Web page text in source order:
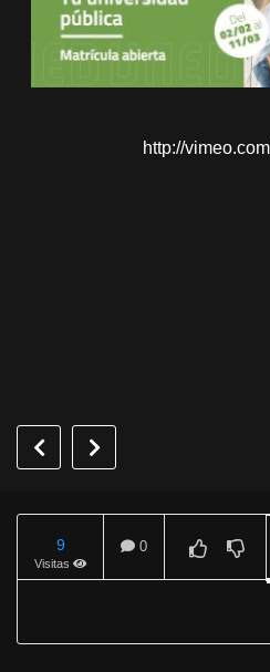
http://
9
Visitas
0